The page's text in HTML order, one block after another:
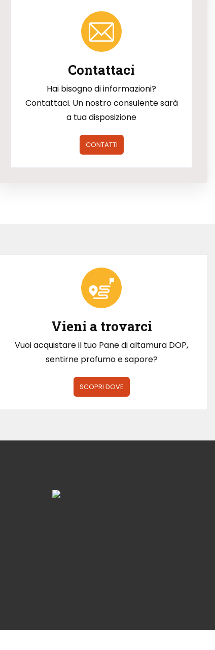
Contattaci
Hai bisogno di informazioni?
Contattaci. Un nostro consulente sarà
a tua disposizione
CONTATTI
Vieni a trovarci
Vuoi acquistare il tuo Pane di altamura DOP,
sentirne profumo e sapore?
SCOPRI DOVE